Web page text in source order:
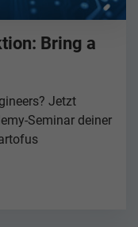
Bring a
Jetzt
Seminar deiner